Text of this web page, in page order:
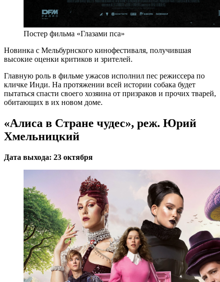
Постер фильма «Глазами пса»
Новинка с Мельбурнского кинофестиваля, получившая
высокие оценки критиков и зрителей.
Главную роль в фильме ужасов исполнил пес режиссера по
кличке Инди. На протяжении всей истории собака будет
пытаться спасти своего хозяина от призраков и прочих тварей,
обитающих в их новом доме.
«Алиса в Стране чудес», реж. Юрий
Хмельницкий
Дата выхода: 23 октября